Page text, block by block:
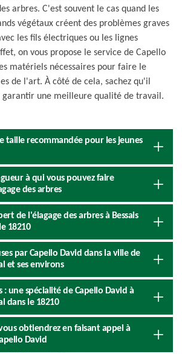
arbres. C'est souvent le cas quand les
végétaux créent des problèmes graves
les fils électriques ou les lignes
on vous propose le service de Capello
matériels nécessaires pour faire le
de l'art. À côté de cela, sachez qu'il
garantir une meilleure qualité de travail.
taille recommandée pour les jeunes
à qui vous pouvez faire
des arbres
de l'élagage des arbres à Bessais
18210
par Capello David dans la ville de
et ses environs
: une spécialité de Capello David à
dans le 18210
obtiendrez en faisant appel à
David